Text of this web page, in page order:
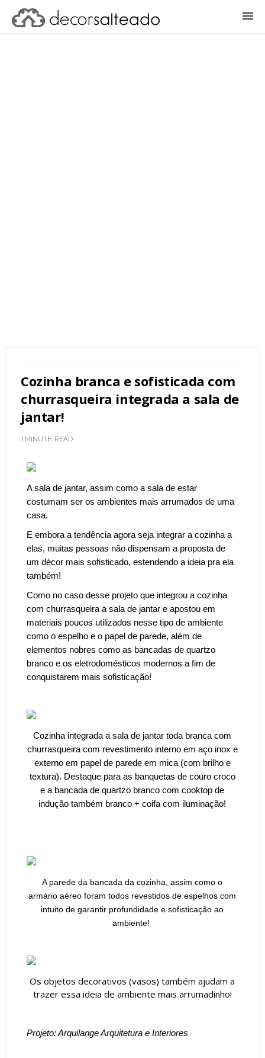
Cozinha branca e sofisticada com
churrasqueira integrada a sala de
jantar!
1 MINUTE READ
A sala de jantar, assim como a sala de estar
costumam ser os ambientes mais arrumados de uma
casa.
E embora a tendência agora seja integrar a cozinha a
elas, muitas pessoas não dispensam a proposta de
um décor mais sofisticado, estendendo a ideia pra ela
também!
Como no caso desse projeto que integrou a cozinha
com churrasqueira a sala de jantar e apostou em
materiais poucos utilizados nesse tipo de ambiente
como o espelho e o papel de parede, além de
elementos nobres como as bancadas de quartzo
branco e os eletrodomésticos modernos a fim de
conquistarem mais sofisticação!
Cozinha integrada a sala de jantar toda branca com
churrasqueira com revestimento interno em aço inox e
externo em papel de parede em mica (com brilho e
textura). Destaque para as banquetas de couro croco
e a bancada de quartzo branco com cooktop de
indução também branco + coifa com iluminação!
A parede da bancada da cozinha, assim como o
armário aéreo foram todos revestidos de espelhos com
intuito de garantir profundidade esofisticação ao
ambiente!
Os objetos decorativos (vasos) também ajudam a
trazer essa ideia de ambiente mais arrumadinho!
Projeto: Arquilange Arquitetura e Interiores